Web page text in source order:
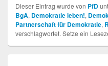
Dieser Eintrag wurde von PfD
BgA, Demokratie leben!,
Partnerschaft für Demokratie,
verschlagwortet. Setze ein